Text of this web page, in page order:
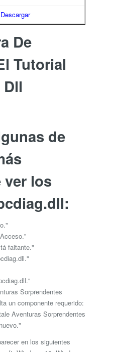
Descargar
De
Tutorial
de
ver los
faltante."
Sorprendentes
un componente requerido:
Aventuras Sorprendentes
en los siguientes